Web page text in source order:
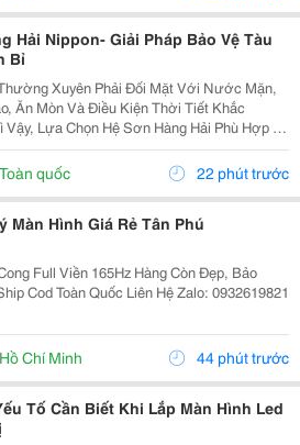
Hải Nippon- Giải Pháp Bảo Vệ Tàu
Bỉ
Xuyên Phải Đối Mặt Với Nước Mặn,
Ăn Mòn Và Điều Kiện Thời Tiết Khắc
Vậy, Lựa Chọn Hệ Sơn Hàng Hải Phù Hợp Là
Trọng Giúp Bảo Vệ Bề Mặt Và Nâng Cao
Độ Bền Công Trình. Sơn Hàng Hải Nippon Được Ứng...
Toàn quốc 22 phút trước
Màn Hình Giá Rẻ Tân Phú
Viền 165Hz Hàng Còn Đẹp, Bảo
Hành 3T, Ship Cod Toàn Quốc Liên Hệ Zalo: 0932619821
Hồ Chí Minh 44 phút trước
Tố Cần Biết Khi Lắp Màn Hình Led